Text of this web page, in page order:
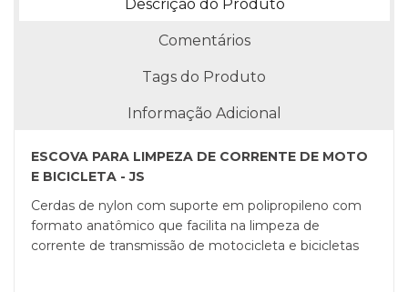
Descrição do Produto
Comentários
Tags do Produto
Informação Adicional
ESCOVA PARA LIMPEZA DE CORRENTE DE MOTO
E BICICLETA - JS
Cerdas de nylon com suporte em polipropileno com
formato anatômico que facilita na limpeza de
corrente de transmissão de motocicleta e bicicletas